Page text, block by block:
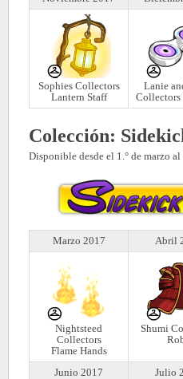
Sophies Collectors
Lantern Staff
Lanie
Collectors
Colección:
Disponible desde el 1.° de marzo
Marzo 2017 Abril
Nightsteed
Collectors
Flame Hands
Shumi
Junio 2017 Julio